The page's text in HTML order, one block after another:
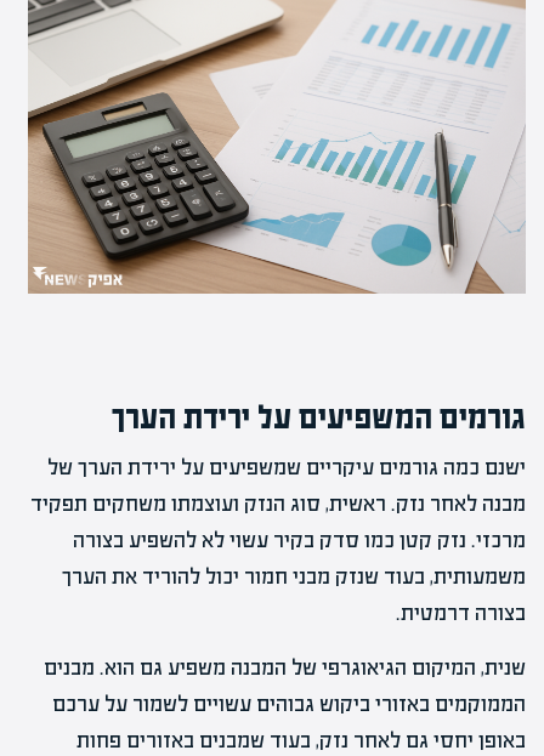
גורמים המשפיעים על ירידת הערך
ישנם כמה גורמים עיקריים שמשפיעים על ירידת הערך של
מבנה לאחר נזק. ראשית, סוג הנזק ועוצמתו משחקים תפקיד
מרכזי. נזק קטן כמו סדק בקיר עשוי לא להשפיע בצורה
משמעותית, בעוד שנזק מבני חמור יכול להוריד את הערך
בצורה דרמטית.
שנית, המיקום הגיאוגרפי של המבנה משפיע גם הוא. מבנים
הממוקמים באזורי ביקוש גבוהים עשויים לשמור על ערכם
באופן יחסי גם לאחר נזק, בעוד שמבנים באזורים פחות